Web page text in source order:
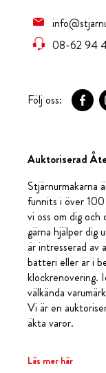
08-62 94
Följ oss:
Auktoriserad
Stjärnurmakarna
funnits i över
vi oss om dig
gärna hjälper dig
är intresserad
batteri eller är i
klockrenovering.
välkända
Vi är en
äkta varor.
Läs mer här